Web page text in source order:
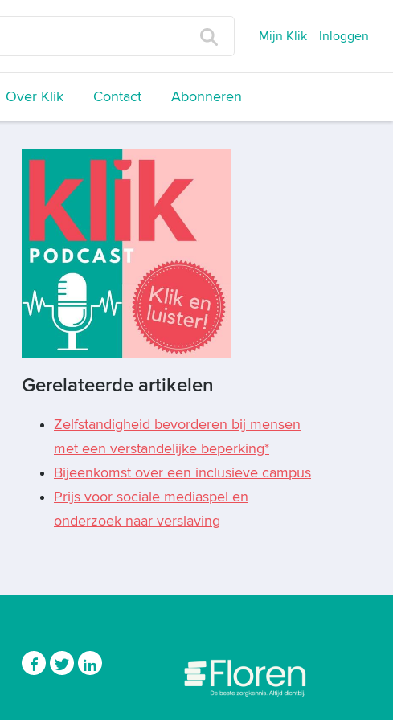
Mijn Klik Inloggen
Over Klik Contact Abonneren
Gerelateerde artikelen
Zelfstandigheid bevorderen bij mensen
met een verstandelijke beperking*
Bijeenkomst over een inclusieve campus
Prijs voor sociale mediaspel en
onderzoek naar verslaving